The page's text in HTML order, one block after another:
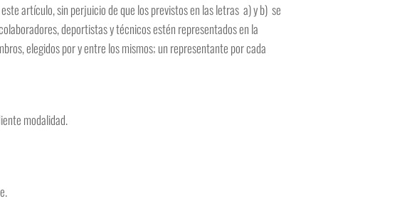
artículo, sin perjuicio de que los previstos en las letras a) y b) se
deportistas y técnicos estén representados en la
elegidos por y entre los mismos; un representante por cada
modalidad.